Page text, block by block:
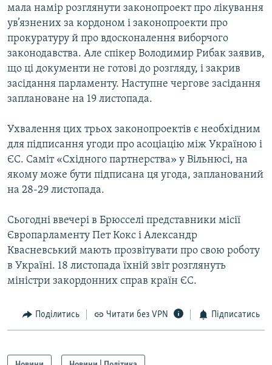
мала намір розглянути законопроект про лікування
ув’язнених за кордоном і законопроекти про
прокуратуру й про вдосконалення виборчого
законодавства. Але спікер Володимир Рибак заявив,
що ці документи не готові до розгляду, і закрив
засідання парламенту. Наступне чергове засідання
заплановане на 19 листопада.
Ухвалення цих трьох законопроектів є необхідним
для підписання угоди про асоціацію між Україною і
ЄС. Саміт «Східного партнерства» у Вільнюсі, на
якому може бути підписана ця угода, запланований
на 28-29 листопада.
Сьогодні ввечері в Брюсселі представники місії
Європарламенту Пет Кокс і Александр
Квасневський мають прозвітувати про свою роботу
в Україні. 18 листопада їхній звіт розглянуть
міністри закордонних справ країн ЄС.
Поділитись Читати без VPN Підписатись